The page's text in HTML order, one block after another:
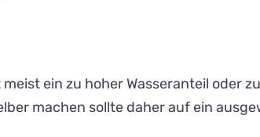
ein zu hoher Wasseranteil oder
machen sollte daher auf ein